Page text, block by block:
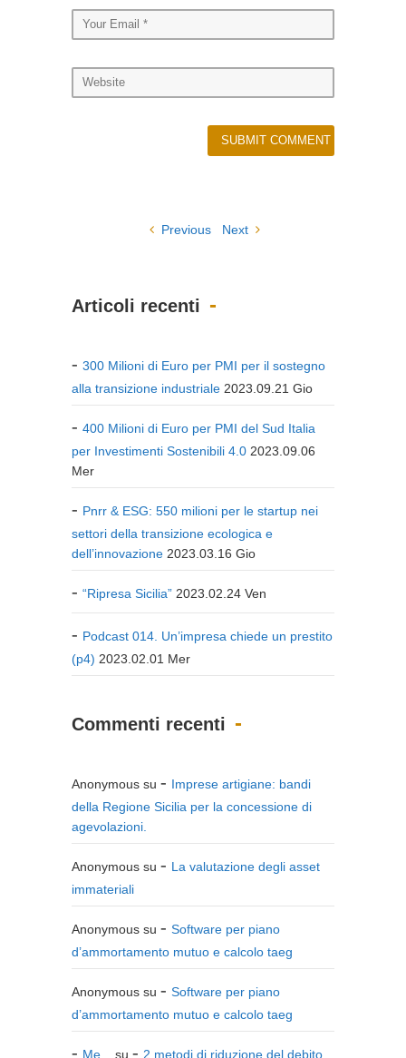
Previous Next
Articoli recenti
300 Milioni di Euro per PMI per il sostegno
alla transizione industriale 2023.09.21 Gio
400 Milioni di Euro per PMI del Sud Italia
per Investimenti Sostenibili 4.0 2023.09.06
Mer
Pnrr & ESG: 550 milioni per le startup nei
settori della transizione ecologica e
dell’innovazione 2023.03.16 Gio
“Ripresa Sicilia” 2023.02.24 Ven
Podcast 014. Un’impresa chiede un prestito
(p4) 2023.02.01 Mer
Commenti recenti
Anonymous su
Imprese artigiane: bandi
della Regione Sicilia per la concessione di
agevolazioni.
Anonymous su
La valutazione degli asset
immateriali
Anonymous su
Software per piano
d’ammortamento mutuo e calcolo taeg
Anonymous su
Software per piano
d’ammortamento mutuo e calcolo taeg
Me... su 2 metodi di riduzione del debito